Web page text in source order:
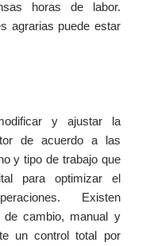
horas de labor.
agrarias puede estar
y ajustar la
de acuerdo a las
y tipo de trabajo que
para optimizar el
Existen
de cambio, manual y
un control total por